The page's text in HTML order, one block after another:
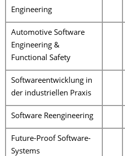
Engineering
Automotive Software
Engineering &
Functional Safety
Softwareentwicklung in
der industriellen Praxis
Software Reengineering
Future-Proof Software-
Systems